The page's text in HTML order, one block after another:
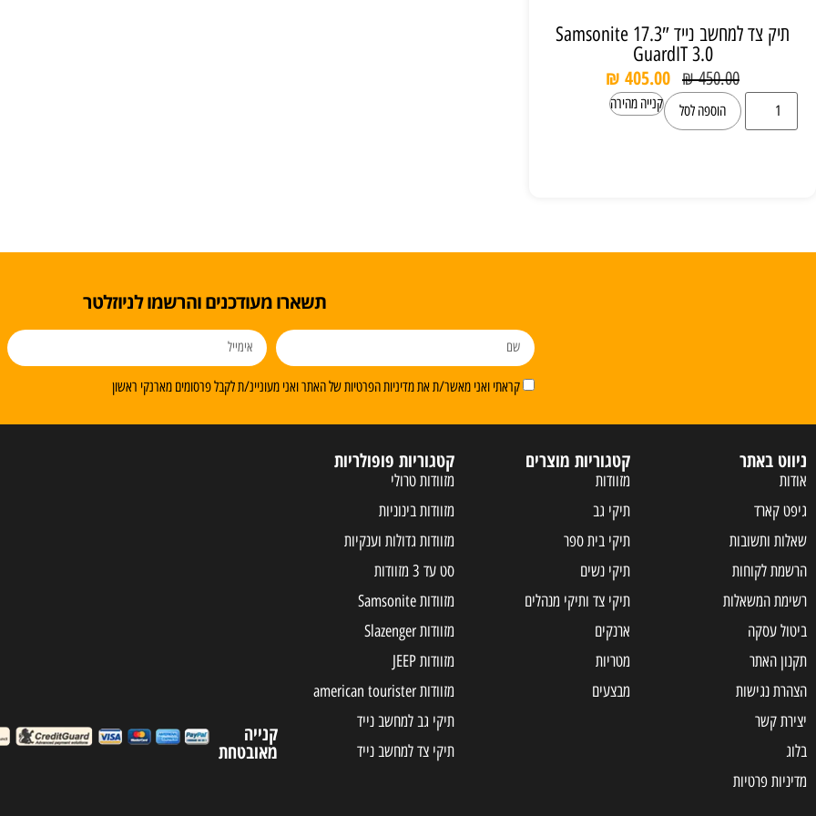
תיק צד למחשב נייד 17.3″ Samsonite
GuardIT 3.0
₪450.00
₪ 405.00
הוספה לסל קנייה מהירה
תשארו מעודכנים והרשמו לניוזלטר
קראתי ואני מאשר/ת את מדיניות הפרטיות של האתר ואני מעוניינ/ת לקבל פרסומים מארנקי ראשון
ניווט באתר
אודות
גיפט קארד
שאלות ותשובות
הרשמת לקוחות
רשימת המשאלות
ביטול עסקה
תקנון האתר
הצהרת נגישות
יצירת קשר
בלוג
מדיניות פרטיות
קטגוריות מוצרים
מזוודות
תיקי גב
תיקי בית ספר
תיקי נשים
תיקי צד ותיקי מנהלים
ארנקים
מטריות
מבצעים
קטגוריות פופולריות
מזוודות טרולי
מזוודות בינוניות
מזוודות גדולות וענקיות
סט עד 3 מזוודות
מזוודות Samsonite
מזוודות Slazenger
מזוודות JEEP
מזוודות american tourister
תיקי גב למחשב נייד
תיקי צד למחשב נייד
קנייה
מאובטחת